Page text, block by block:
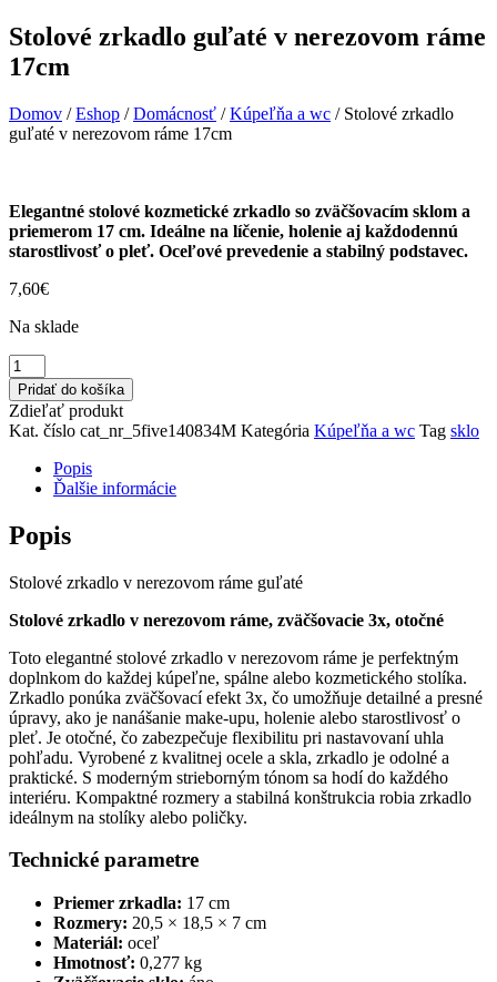
Stolové zrkadlo guľaté v nerezovom ráme
17cm
Domov /Eshop /Domácnosť /Kúpeľňa a wc / Stolové zrkadlo
guľaté v nerezovom ráme 17cm
Elegantné stolové kozmetické zrkadlo so zväčšovacím sklom a
priemerom 17 cm. Ideálne na líčenie, holenie aj každodennú
starostlivosť o pleť. Oceľové prevedenie a stabilný podstavec.
7,60€
Na sklade
množstvo
Stolové
zrkadlo
guľaté
v
nerezovom
ráme
Pridať do košíka
Zdieľať produkt
Kat. číslo cat_nr_5five140834M Kategória Kúpeľňa a wc Tag sklo
Popis
Ďalšie informácie
Popis
Stolové zrkadlo v nerezovom ráme guľaté
Stolové zrkadlo v nerezovom ráme, zväčšovacie 3x, otočné
Toto elegantné stolové zrkadlo v nerezovom ráme je perfektným
doplnkom do každej kúpeľne, spálne alebo kozmetického stolíka.
Zrkadlo ponúka zväčšovací efekt 3x, čo umožňuje detailné a presné
úpravy, ako je nanášanie make-upu, holenie alebo starostlivosť o
pleť. Je otočné, čo zabezpečuje flexibilitu pri nastavovaní uhla
pohľadu. Vyrobené z kvalitnej ocele a skla, zrkadlo je odolné a
praktické. S moderným strieborným tónom sa hodí do každého
interiéru. Kompaktné rozmery a stabilná konštrukcia robia zrkadlo
ideálnym na stolíky alebo poličky.
Technické parametre
Priemer zrkadla: 17 cm
Rozmery: 20,5 × 18,5 × 7 cm
Materiál: oceľ
Hmotnosť: 0,277 kg